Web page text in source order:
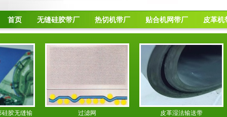
首页 无缝硅胶带厂 热切机带厂 贴合机网带厂 皮革机
胶无缝输 过滤网 皮革湿法输送带